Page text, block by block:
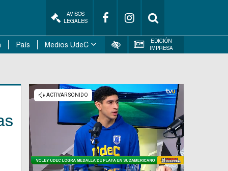
AVISOS
LEGALES
País Medios UdeC
EDICIÓN
IMPRESA